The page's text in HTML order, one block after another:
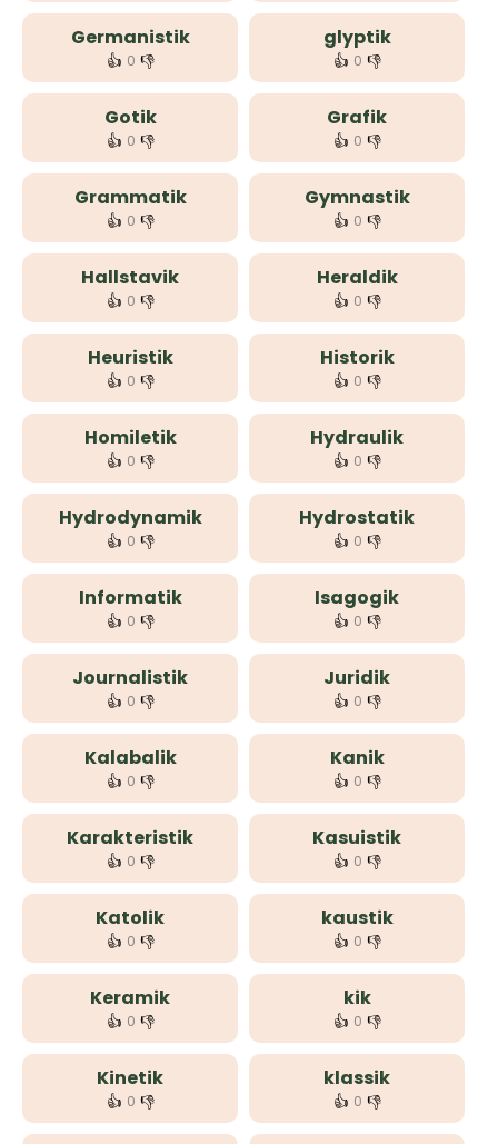
Germanistik
👍 0 👎
glyptik
👍 0 👎
Gotik
👍 0 👎
Grafik
👍 0 👎
Grammatik
👍 0 👎
Gymnastik
👍 0 👎
Hallstavik
👍 0 👎
Heraldik
👍 0 👎
Heuristik
👍 0 👎
Historik
👍 0 👎
Homiletik
👍 0 👎
Hydraulik
👍 0 👎
Hydrodynamik
👍 0 👎
Hydrostatik
👍 0 👎
Informatik
👍 0 👎
Isagogik
👍 0 👎
Journalistik
👍 0 👎
Juridik
👍 0 👎
Kalabalik
👍 0 👎
Kanik
👍 0 👎
Karakteristik
👍 0 👎
Kasuistik
👍 0 👎
Katolik
👍 0 👎
kaustik
👍 0 👎
Keramik
👍 0 👎
kik
👍 0 👎
Kinetik
👍 0 👎
klassik
👍 0 👎